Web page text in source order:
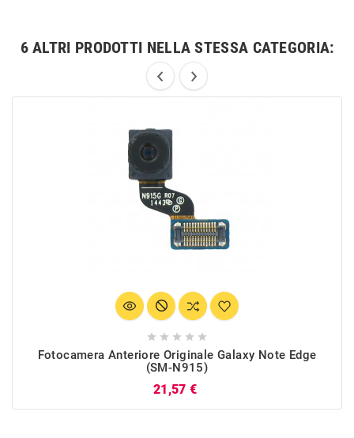
6 ALTRI PRODOTTI NELLA STESSA CATEGORIA:
    
Fotocamera Anteriore Originale Galaxy Note Edge
(SM-N915)
21,57 €